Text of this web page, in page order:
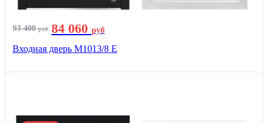
93 400руб 84 060 руб
Входная дверь М1013/8 E